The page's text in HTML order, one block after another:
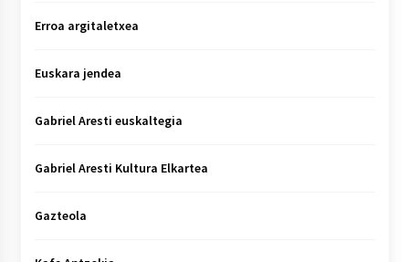
Erroa argitaletxea
Euskara jendea
Gabriel Aresti euskaltegia
Gabriel Aresti Kultura Elkartea
Gazteola